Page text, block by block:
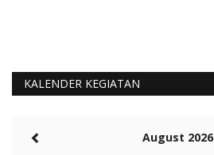
KALENDER KEGIATAN
August 2026